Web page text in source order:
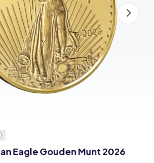
Eagle Gouden Munt 2026